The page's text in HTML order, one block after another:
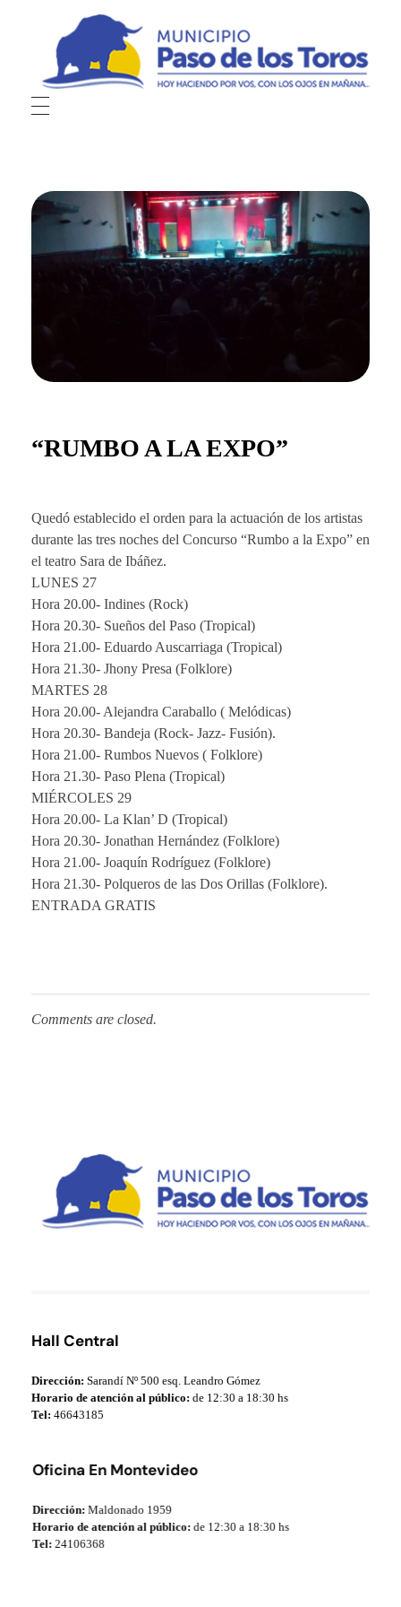
Municipio de Paso de los Toros
Hoy haciendo para vos, con los ojos en mañana
“RUMBO A LA EXPO”
Quedó establecido el orden para la actuación de los artistas
durante las tres noches del Concurso “Rumbo a la Expo” en
el teatro Sara de Ibáñez.
LUNES 27
Hora 20.00- Indines (Rock)
Hora 20.30- Sueños del Paso (Tropical)
Hora 21.00- Eduardo Auscarriaga (Tropical)
Hora 21.30- Jhony Presa (Folklore)
MARTES 28
Hora 20.00- Alejandra Caraballo ( Melódicas)
Hora 20.30- Bandeja (Rock- Jazz- Fusión).
Hora 21.00- Rumbos Nuevos ( Folklore)
Hora 21.30- Paso Plena (Tropical)
MIÉRCOLES 29
Hora 20.00- La Klan’ D (Tropical)
Hora 20.30- Jonathan Hernández (Folklore)
Hora 21.00- Joaquín Rodríguez (Folklore)
Hora 21.30- Polqueros de las Dos Orillas (Folklore).
ENTRADA GRATIS
Comments are closed.
Hall Central
Dirección: Sarandí Nº 500 esq. Leandro Gómez
Horario de atención al público: de 12:30 a 18:30 hs
Tel: 46643185
Oficina En Montevideo
Dirección:Maldonado 1959
Horario de atención al público:de 12:30 a 18:30 hs
Tel:24106368